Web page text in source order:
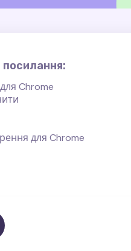
посилання:
Chrome
для Chrome